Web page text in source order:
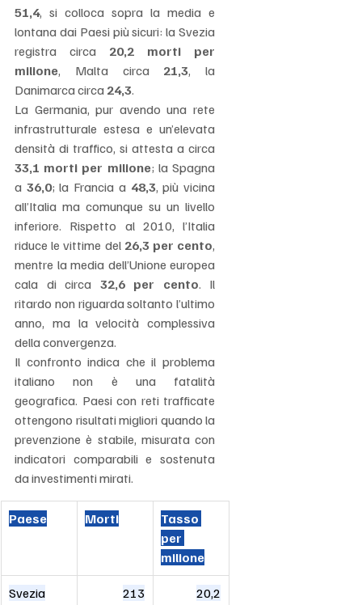
51,4, si colloca sopra la media e
lontana dai Paesi più sicuri: la Svezia
registra circa 20,2 morti per
milione, Malta circa 21,3, la
Danimarca circa 24,3.
La Germania, pur avendo una rete
infrastrutturale estesa e un’elevata
33,1 morti per milione; la Spagna
a 36,0; la Francia a 48,3, più vicina
all’Italia ma comunque su un livello
inferiore. Rispetto al 2010, l’Italia
riduce le vittime del 26,3 per cento,
mentre la media dell’Unione europea
cala di circa 32,6 per cento. Il
ritardo non riguarda soltanto l’ultimo
anno, ma la velocità complessiva
della convergenza.
Il confronto indica che il problema
italiano non è una fatalità
geografica. Paesi con reti trafficate
ottengono risultati migliori quando la
prevenzione è stabile, misurata con
indicatori comparabili e sostenuta
da investimenti mirati.
Paese Morti
Tasso
per
milione
Svezia 213 20,2